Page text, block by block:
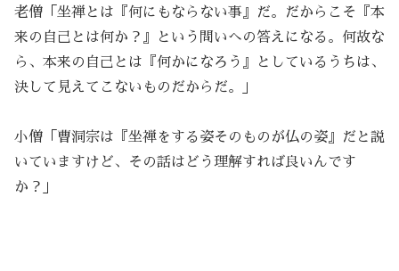
老僧「坐禅とは『何にもならない事』だ。だからこそ『本
来の自己とは何か？』という問いへの答えになる。何故な
ら、本来の自己とは『何かになろう』としているうちは、
決して見えてこないものだからだ。」
小僧「曹洞宗は『坐禅をする姿そのものが仏の姿』だと説
いていますけど、その話はどう理解すれば良いんです
か？」